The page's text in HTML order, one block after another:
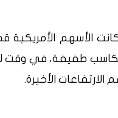
الأسهم
الارتفاعات الأخيرة.